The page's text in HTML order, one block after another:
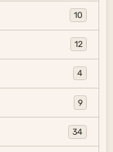
10
12
4
9
34